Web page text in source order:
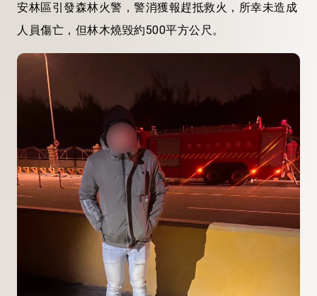
安林區引發森林火警，警消獲報趕抵救火，所幸未造成
人員傷亡，但林木燒毀約500平方公尺。